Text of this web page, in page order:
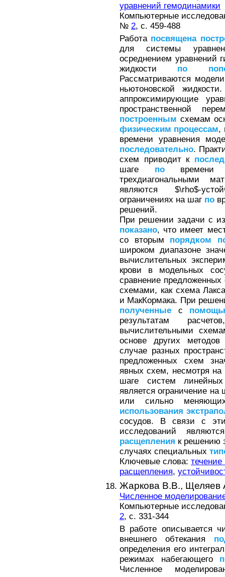
уравнений гемодинамики
Компьютерные
№ 2, с. 459-488
Работа посвящена
для системы
осреднением уравнений
жидкости по
Рассматриваются
ньютоновской
аппроксимирующие
пространственной
построенным схемам
физическим процессам,
времени уравнения
последовательно.
схем приводит к
шаге повремени
трехдиагональными
являются $\rho$-
ограничениях на шаг по
решений.
При решении задачи с
показано, что имеет
со вторым порядком
широком диапазоне
вычислительных
крови в модельных
сравнение
схемами, как схема
и МакКормака. При
полученные с
результатам
вычислительными
основе других
случае разных
предложенных схем
явных схем, несмотря
шаге систем
является ограничение на
или сильно
использования
сосудов. В связи с
исследований
расщепления к решению
случаях специальных
Ключевые слова: течение
расщепления,
Жаркова В.В., Щеляев
Численное
Компьютерные
2, с. 331-344
В работе описывается
внешнего обтекания
определения его
режимах набегающего
Численное